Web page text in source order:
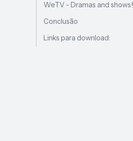
WeTV - Dramas and shows!
Conclusão
Links para download: